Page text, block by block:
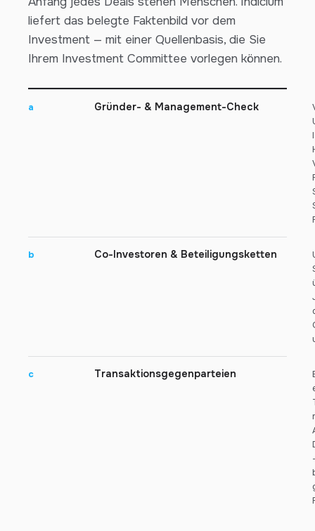
liefert das belegte Faktenbild vor dem
Investment — mit einer Quellenbasis, die Sie
Ihrem Investment Committee vorlegen können.
a Gründer- & Management-Check
b Co-Investoren & Beteiligungsketten
c Transaktionsgegenparteien